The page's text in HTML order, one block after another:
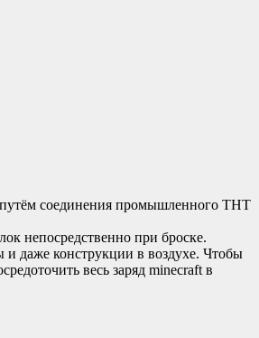
путём соединения промышленного ТНТ
непосредственно при броске.
даже конструкции в воздухе. Чтобы
весь заряд minecraft в